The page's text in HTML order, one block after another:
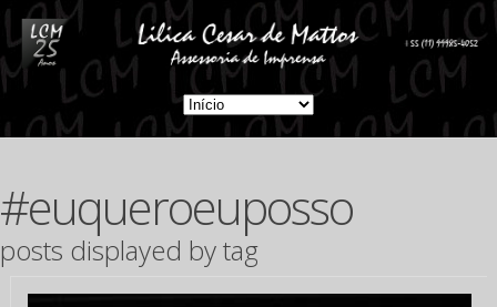
#euqueroeuposso
posts displayed by tag